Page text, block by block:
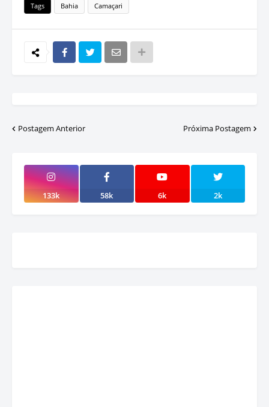
Tags Bahia Camaçari
Postagem Anterior Próxima Postagem
133k 58k 6k 2k